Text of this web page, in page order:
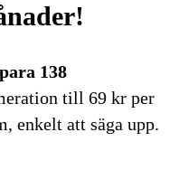
138
till 69 kr per
enkelt att säga upp.